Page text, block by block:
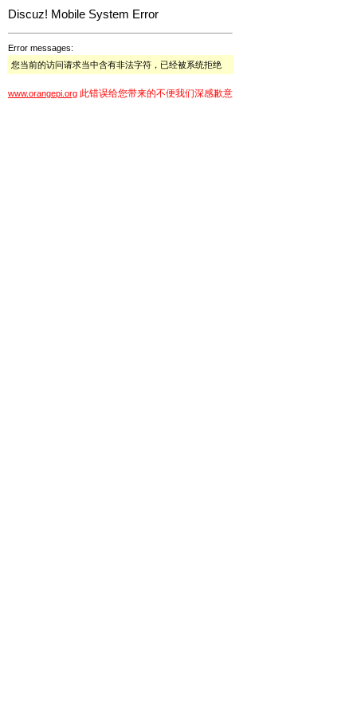
Discuz! Mobile System Error
Error messages:
您当前的访问请求当中含有非法字符，已经被系统拒绝
www.orangepi.org 此错误给您带来的不便我们深感歉意